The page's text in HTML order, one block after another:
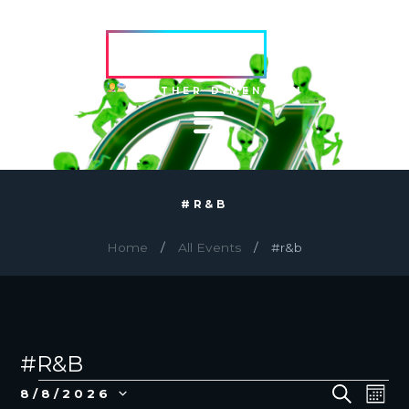
HVRCRFT
ANOTHER DIMENSION
#R&B
Home All Events #r&b
#R&B
EVENTS
E
S
E
M
8/8/2026